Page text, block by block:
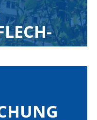
Internetseite